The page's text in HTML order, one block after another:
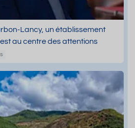
Lancy, un établissement
au centre des attentions